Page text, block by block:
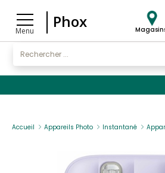
Menu
Phox
Accueil Appareils Photo Instantané